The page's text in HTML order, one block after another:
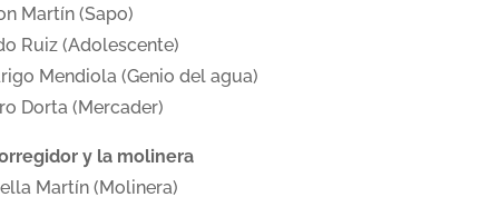
Martín (Sapo)
Ruiz (Adolescente)
Mendiola (Genio del agua)
Dorta (Mercader)
y la molinera
Martín (Molinera)